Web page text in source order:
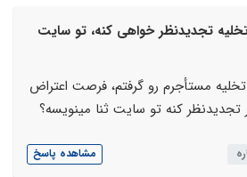
تجدیدنظر خواهی کنه، تو سایت
مستأجرم رو گرفتم، فرصت اعتراض
تجدیدنظر کنه تو سایت ثنا مینویسه؟
مشاهده پاسخ